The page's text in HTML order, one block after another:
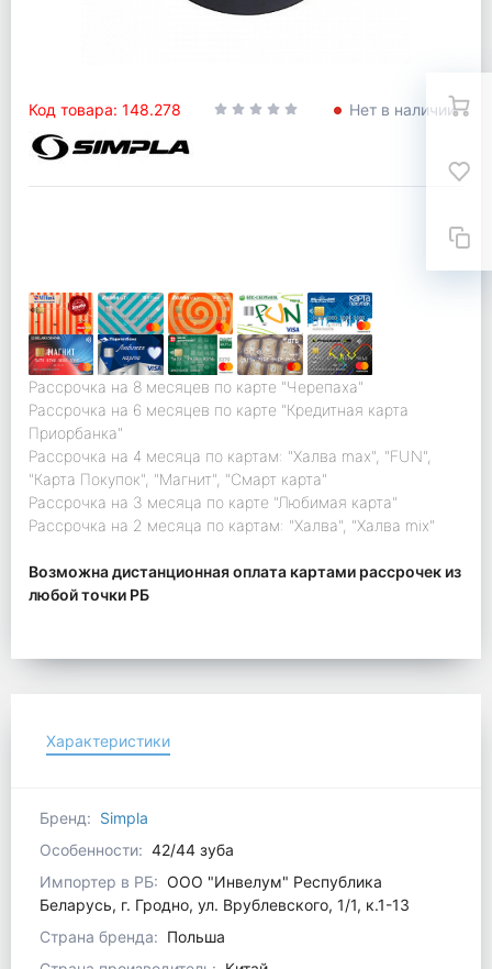
Код товара: 148.278 Нет в наличии
Рассрочка на 8 месяцев по карте "Черепаха"
Рассрочка на 6 месяцев по карте "Кредитная карта
Приорбанка"
Рассрочка на 4 месяца по картам: "Халва max", "FUN",
"Карта Покупок", "Магнит", "Смарт карта"
Рассрочка на 3 месяца по карте "Любимая карта"
Рассрочка на 2 месяца по картам: "Халва", "Халва mix"
Возможна дистанционная оплата картами рассрочек из
любой точки РБ
Характеристики
Бренд: Simpla
Особенности: 42/44 зуба
Импортер в РБ: ООО "Инвелум" Республика
Беларусь, г. Гродно, ул. Врублевского, 1/1, к.1-13
Страна бренда: Польша